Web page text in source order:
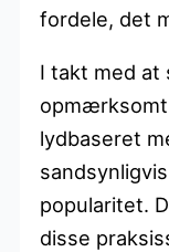
fordele, det
I takt med at
opmærksomt
lydbaseret
popularitet.
disse